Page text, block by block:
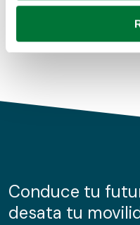
para buscar
Obtenga más
de cookies.
información sobre el uso
nuestros partners de
Conduce tu
desata tu